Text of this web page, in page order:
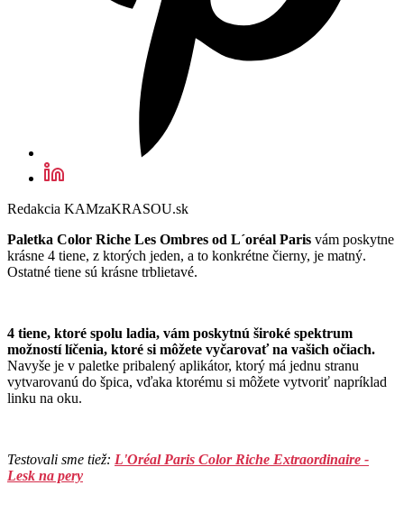
Redakcia KAMzaKRASOU.sk
Paletka Color Riche Les Ombres od L´oréal Paris vám poskytne
krásne 4 tiene, z ktorých jeden, a to konkrétne čierny, je matný.
Ostatné tiene sú krásne trblietavé.
4 tiene, ktoré spolu ladia, vám poskytnú široké spektrum
možností líčenia, ktoré si môžete vyčarovať na vašich očiach.
Navyše je v paletke pribalený aplikátor, ktorý má jednu stranu
vytvarovanú do špica, vďaka ktorému si môžete vytvoriť napríklad
linku na oku.
Testovali sme tiež: L'Oréal Paris Color Riche Extraordinaire -
Lesk na pery